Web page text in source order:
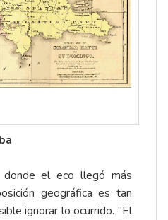
el eco llegó más
geográfica es tan
ignorar lo ocurrido. “El